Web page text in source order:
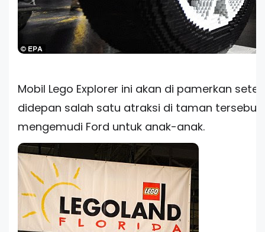
Mobil Lego Explorer ini akan di pamerkan
didepan salah satu atraksi di taman
mengemudi Ford untuk anak-anak.